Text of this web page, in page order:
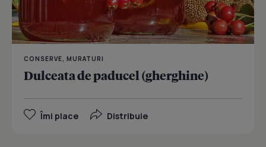
CONSERVE, MURATURI
Dulceata de paducel (gherghine)
Îmi place Distribuie